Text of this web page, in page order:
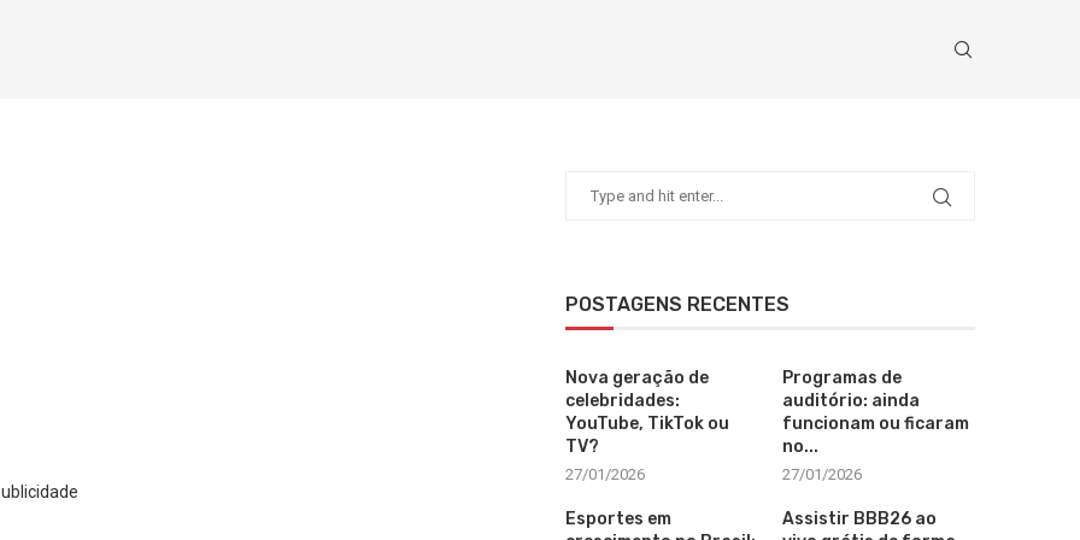
POSTAGENS RECENTES
Nova geração de
celebridades:
YouTube, TikTok ou
TV?
27/01/2026
Programas de
auditório: ainda
funcionam ou ficaram
no...
27/01/2026
Esportes em
Assistir BBB26 ao